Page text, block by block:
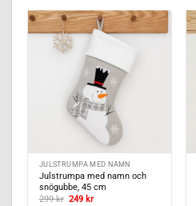
JULSTRUMPA MED NAMN
Julstrumpa med namn och
snögubbe, 45 cm
299kr Det
249 krDet